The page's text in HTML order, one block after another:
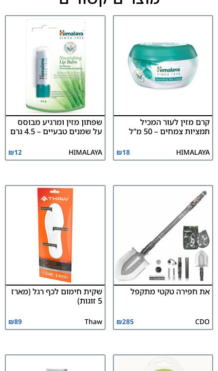
קרם מזין לעור המכיל
תמציות צמחים – 50 מ”ל
HIMALAYA
₪18
שפתון מזין ומרגיע מבוסס
על שמנים טבעיים – 4.5 גרם
HIMALAYA
₪12
את חפירה טקטי מתקפל
CDO
₪285
שקית חימום לכף רגל (מארז
5 זוגות)
Thaw
₪89